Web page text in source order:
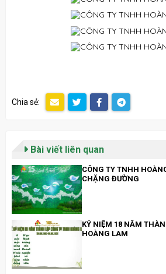
Chia sẻ:
Bài viết liên quan
CÔNG TY TNHH
CHẶNG ĐƯỜNG
KỶ NIỆM 18 NĂM
HOÀNG LAM